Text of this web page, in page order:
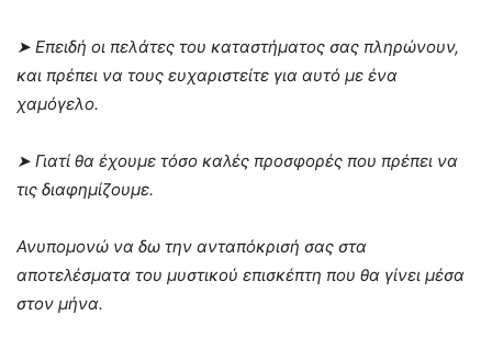
➤ Επειδή οι πελάτες του καταστήματος σας πληρώνουν,
και πρέπει να τους ευχαριστείτε για αυτό με ένα
χαμόγελο.
➤ Γιατί θα έχουμε τόσο καλές προσφορές που πρέπει να
τις διαφημίζουμε.
Ανυπομονώ να δω την ανταπόκρισή σας στα
αποτελέσματα του μυστικού επισκέπτη που θα γίνει μέσα
στον μήνα.